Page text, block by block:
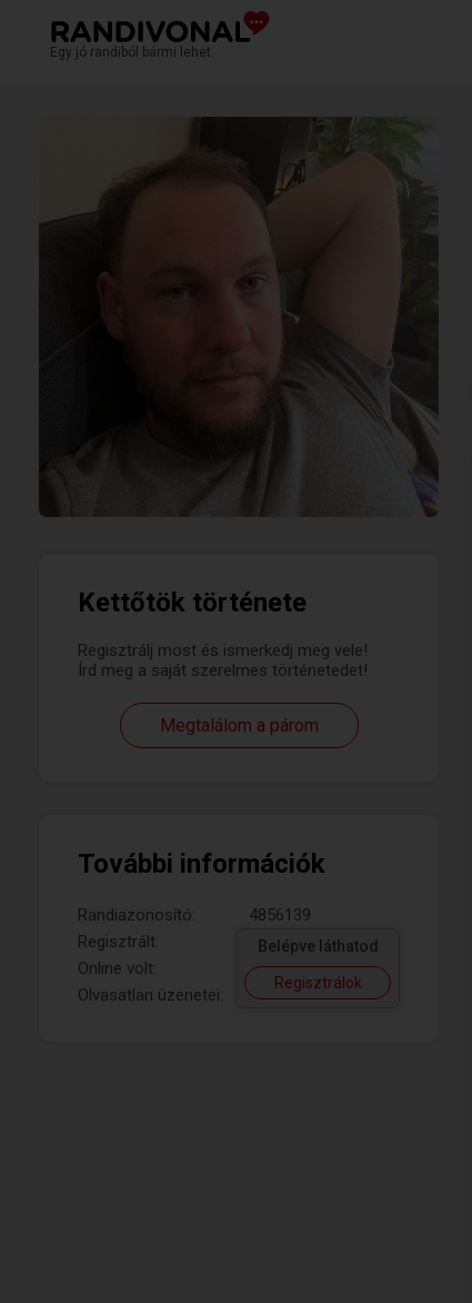
Egy jó randiból bármi lehet.
Kettőtök története
Regisztrálj most és ismerkedj meg vele!
Írd meg a saját szerelmes történetedet!
Megtalálom a párom
További információk
Randiazonosító:
4856139
Regisztrált:
Online volt:
Olvasatlan üzenetei:
Belépve láthatod
Regisztrálok